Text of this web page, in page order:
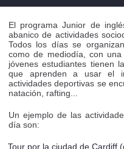
El programa Junior de
abanico de actividades
Todos los días se
como de mediodía, con
jóvenes estudiantes tienen
que aprenden a usar el
actividades deportivas se
natación, rafting...
Un ejemplo de las
día son:
Tour por la ciudad de Cardiff